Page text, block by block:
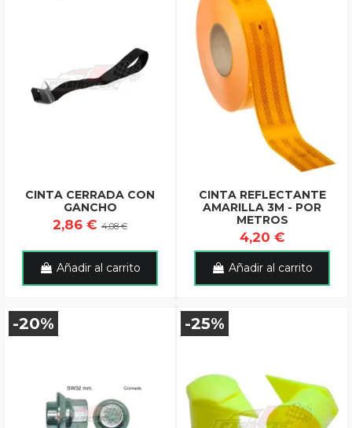
CINTA CERRADA CON
GANCHO
2,86 € 4,08 €
Añadir al carrito
CINTA REFLECTANTE
AMARILLA 3M - POR
METROS
4,20 €
Añadir al carrito
-20% -25%